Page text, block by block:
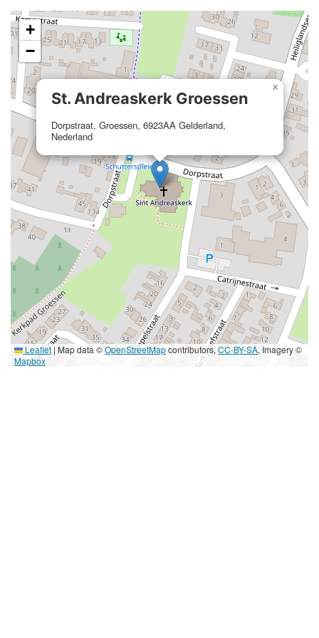
St. Andreaskerk Groessen
Dorpstraat, Groessen, 6923AA Gelderland,
Nederland
×
+
−
Leaflet | Map data ©OpenStreetMapcontributors, CC-BY-SA, Imagery ©
Mapbox